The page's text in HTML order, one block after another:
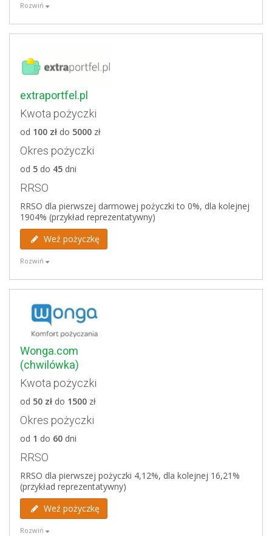
Rozwiń
Zalety
biuro obsługi klienta pracuje 24/7
bez formalności (wymagany telefon i rachunek
Wady
weryfikacja baz dłużników: ERIF oraz KRD
Weryfikowane bazy
ERIF
Krajowy Rejestr Długów
extraportfel.pl
Kwota pożyczki
od 100 zł do 5000 zł
Okres pożyczki
od 5 do 45 dni
RRSO
RRSO dla pierwszej darmowej pożyczki to 0%, dla kolejnej
1904% (przykład reprezentatywny)
Weź pożyczkę
Rozwiń
Zalety
darmowa pożyczka do 2000 zł
długi okres kredytowania - 45 dni
biuro obsługi pracuje również w weekendy
Wady
weryfikacja bez dłużników
osoby starsze niż 70 lat nie mają szansy na pożyczkę
BIG Infomonitor
ERIF
Krajowy Rejestr Długów
Wonga.com
(chwilówka)
Kwota pożyczki
od 50 zł do 1500 zł
Okres pożyczki
od 1 do 60 dni
RRSO
RRSO dla pierwszej pożyczki 4,12%, dla kolejnej 16,21%
(przykład reprezentatywny)
Weź pożyczkę
Rozwiń